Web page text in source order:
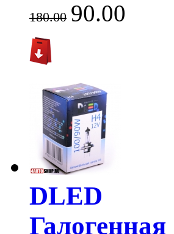
180.00 90.00
DLED
Галогенная